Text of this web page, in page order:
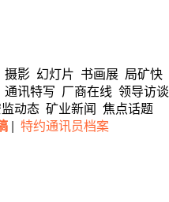
摄影 幻灯片 书画展 局矿快
通讯特写 厂商在线 领导访谈
动态 矿业新闻
焦点话题
特约通讯员档案